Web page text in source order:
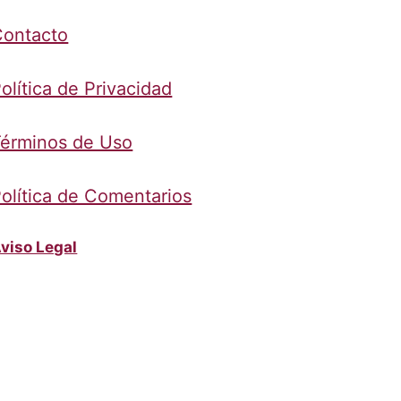
de Privacidad
de Uso
de Comentarios
Legal